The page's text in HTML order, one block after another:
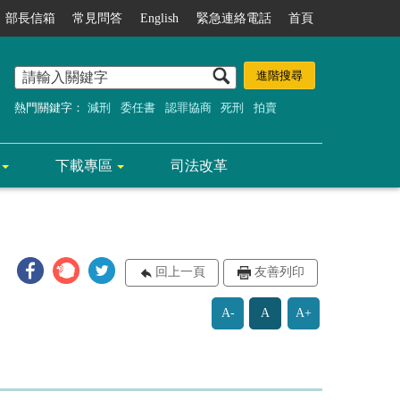
部長信箱 常見問答 English 緊急連絡電話 首頁
熱門關鍵字： 減刑 委任書 認罪協商 死刑 拍賣
下載專區 司法改革
回上一頁 友善列印
A- A A+